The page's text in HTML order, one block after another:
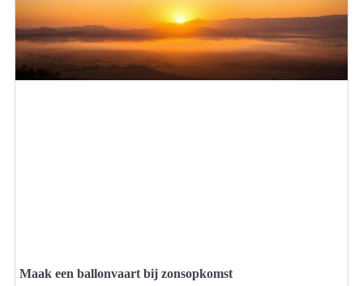
Maak een ballonvaart bij zonsopkomst